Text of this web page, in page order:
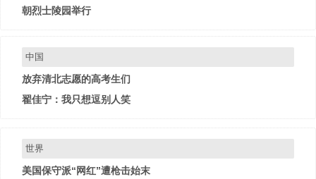
朝烈士陵园举行
中国
放弃清北志愿的高考生们
翟佳宁：我只想逗别人笑
世界
美国保守派“网红”遭枪击始末